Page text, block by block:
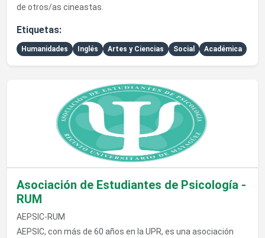
de otros/as cineastas.
Etiquetas:
Humanidades Inglés Artes y Ciencias Social Académica
Ver detalles de Asociación de Estudiantes de Psicología -
Asociación de Estudiantes de Psicología -
RUM
AEPSIC-RUM
AEPSIC, con más de 60 años en la UPR, es una asociación